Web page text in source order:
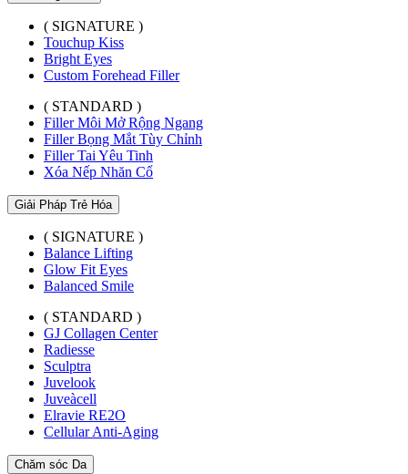
( SIGNATURE )
Touchup Kiss
Bright Eyes
Custom Forehead Filler
( STANDARD )
Filler Môi Mở Rộng Ngang
Filler Bọng Mắt Tùy Chỉnh
Filler Tai Yêu Tinh
Xóa Nếp Nhăn Cổ
Giải Pháp Trẻ Hóa
( SIGNATURE )
Balance Lifting
Glow Fit Eyes
Balanced Smile
( STANDARD )
GJ Collagen Center
Radiesse
Sculptra
Juvelook
Juveàcell
Elravie RE2O
Cellular Anti-Aging
Chăm sóc Da